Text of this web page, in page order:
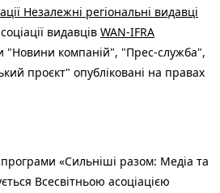
Незалежні регіональні видавці
видавців WAN-IFRA
"Новини компаній", "Прес-служба",
проєкт" опубліковані на правах
«Сильніші разом: Медіа та
Всесвітньою асоціацією